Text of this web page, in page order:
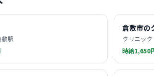
駅
倉敷市の
クリニッ
時給1,650